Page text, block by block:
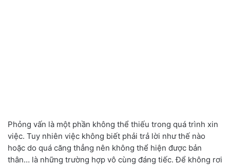
Phỏng vấn là một phần không thể thiếu trong quá trình xin
việc. Tuy nhiên việc không biết phải trả lời như thế nào
hoặc do quá căng thẳng nên không thể hiện được bản
thân… là những trường hợp vô cùng đáng tiếc. Để không rơi